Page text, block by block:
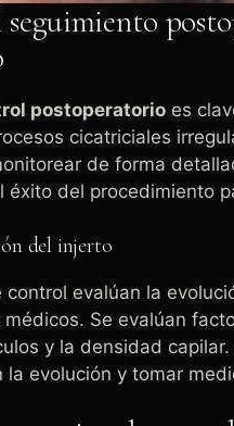
postoperatorio es
cicatriciales
de forma
éxito del procedimiento
del injerto
evalúan la
Se evalúan
y la densidad
la evolución y tomar